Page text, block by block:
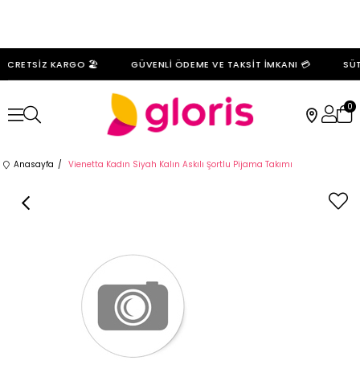
KARGO 🏖️ GÜVENLİ ÖDEME VE TAKSİT İMKANI 💳
0
Anasayfa Vienetta Kadın Siyah Kalın Askılı Şortlu Pijama Takımı